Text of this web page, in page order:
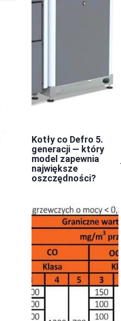
Kotły co Defro 5.
generacji — który
model zapewnia
największe
oszczędności?